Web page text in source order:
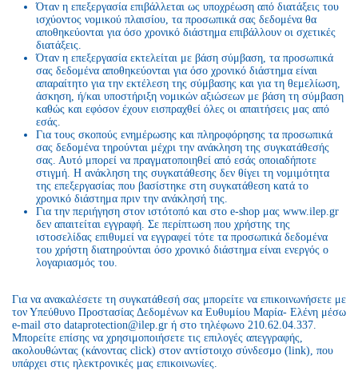
Όταν η επεξεργασία επιβάλλεται ως υποχρέωση από διατάξεις του
ισχύοντος νομικού πλαισίου, τα προσωπικά σας δεδομένα θα
αποθηκεύονται για όσο χρονικό διάστημα επιβάλλουν οι σχετικές
διατάξεις.
Όταν η επεξεργασία εκτελείται με βάση σύμβαση, τα προσωπικά
σας δεδομένα αποθηκεύονται για όσο χρονικό διάστημα είναι
απαραίτητο για την εκτέλεση της σύμβασης και για τη θεμελίωση,
άσκηση, ή/και υποστήριξη νομικών αξιώσεων με βάση τη σύμβαση
καθώς και εφόσον έχουν εισπραχθεί όλες οι απαιτήσεις μας από
εσάς.
Για τους σκοπούς ενημέρωσης και πληροφόρησης τα προσωπικά
σας δεδομένα τηρούνται μέχρι την ανάκληση της συγκατάθεσής
σας. Αυτό μπορεί να πραγματοποιηθεί από εσάς οποιαδήποτε
στιγμή. Η ανάκληση της συγκατάθεσης δεν θίγει τη νομιμότητα
της επεξεργασίας που βασίστηκε στη συγκατάθεση κατά το
χρονικό διάστημα πριν την ανάκλησή της.
Για την περιήγηση στον ιστότοπό και στο e-shop μας www.ilep.gr
δεν απαιτείται εγγραφή. Σε περίπτωση που χρήστης της
ιστοσελίδας επιθυμεί να εγγραφεί τότε τα προσωπικά δεδομένα
του χρήστη διατηρούνται όσο χρονικό διάστημα είναι ενεργός ο
λογαριασμός του.
Για να ανακαλέσετε τη συγκατάθεσή σας μπορείτε να επικοινωνήσετε με
τον Υπεύθυνο Προστασίας Δεδομένων κα Ευθυμίου Μαρία- Ελένη μέσω
e-mail στο dataprotection@ilep.gr ή στο τηλέφωνο 210.62.04.337.
Μπορείτε επίσης να χρησιμοποιήσετε τις επιλογές απεγγραφής,
ακολουθώντας (κάνοντας click) στον αντίστοιχο σύνδεσμο (link), που
υπάρχει στις ηλεκτρονικές μας επικοινωνίες.